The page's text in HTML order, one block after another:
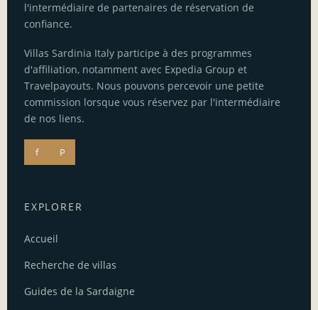
l'intermédiaire de partenaires de réservation de
confiance.
Villas Sardinia Italy participe à des programmes
d'affiliation, notamment avec Expedia Group et
Travelpayouts. Nous pouvons percevoir une petite
commission lorsque vous réservez par l'intermédiaire
de nos liens.
f P
EXPLORER
Accueil
Recherche de villas
Guides de la Sardaigne